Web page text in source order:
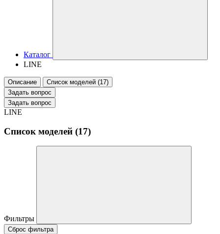
Каталог
LINE
Описание
Список моделей (17)
Задать вопрос
Задать вопрос
LINE
Список моделей (17)
Фильтры
Сброс фильтра